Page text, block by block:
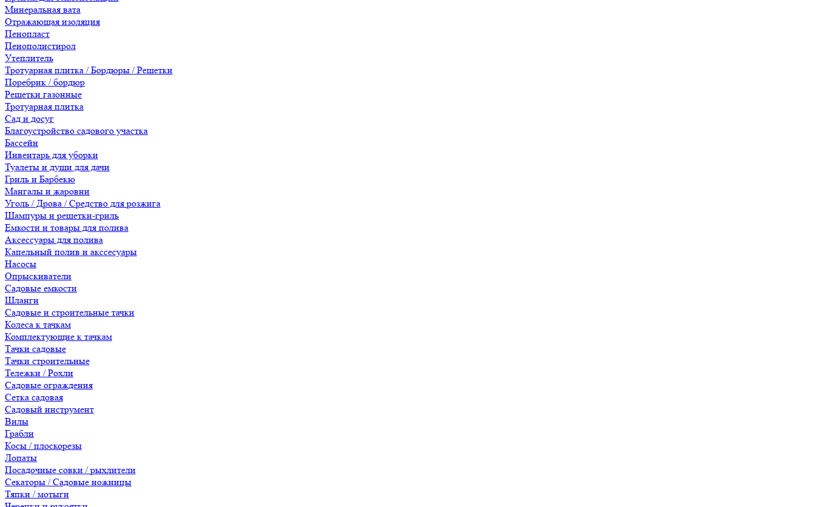
Минеральная вата
Отражающая изоляция
Пенопласт
Пенополистирол
Утеплитель
Тротуарная плитка / Бордюры / Решетки
Поребрик / бордюр
Решетки газонные
Тротуарная плитка
Сад и досуг
Благоустройство садового участка
Бассейн
Инвентарь для уборки
Туалеты и души для дачи
Гриль и Барбекю
Мангалы и жаровни
Уголь / Дрова / Средство для розжига
Шампуры и решетки-гриль
Емкости и товары для полива
Аксессуары для полива
Капельный полив и акссесуары
Насосы
Опрыскиватели
Садовые емкости
Шланги
Садовые и строительные тачки
Колеса к тачкам
Комплектующие к тачкам
Тачки садовые
Тачки строительные
Тележки / Рохли
Садовые ограждения
Сетка садовая
Садовый инструмент
Вилы
Грабли
Косы / плоскорезы
Лопаты
Посадочные совки / рыхлители
Секаторы / Садовые ножницы
Тяпки / мотыги